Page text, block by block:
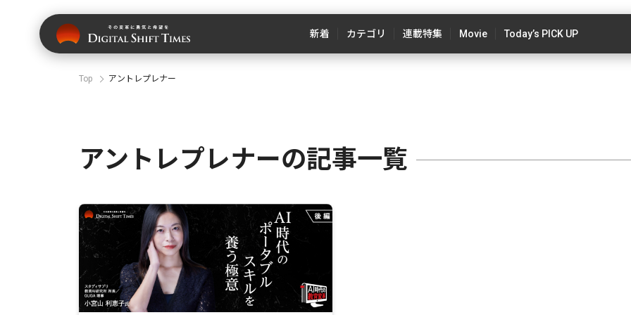
新着 カテゴリ 連載特集 Movie Today’s PICK UP
Top アントレプレナー
アントレプレナーの記事一覧